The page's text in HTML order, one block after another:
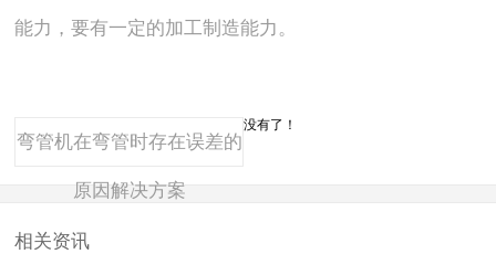
能力，要有一定的加工制造能力。
弯管机在弯管时存在误差的
原因解决方案
没有了！
相关资讯